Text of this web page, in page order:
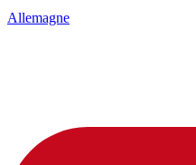
Allemagne